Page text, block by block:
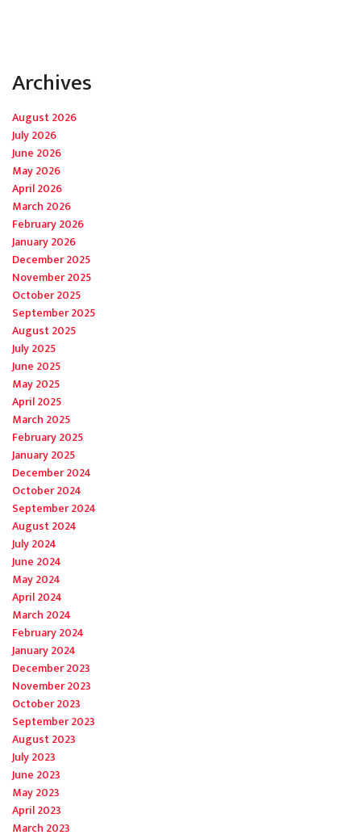
Archives
August 2026
July 2026
June 2026
May 2026
April 2026
March 2026
February 2026
January 2026
December 2025
November 2025
October 2025
September 2025
August 2025
July 2025
June 2025
May 2025
April 2025
March 2025
February 2025
January 2025
December 2024
October 2024
September 2024
August 2024
July 2024
June 2024
May 2024
April 2024
March 2024
February 2024
January 2024
December 2023
November 2023
October 2023
September 2023
August 2023
July 2023
June 2023
May 2023
April 2023
March 2023